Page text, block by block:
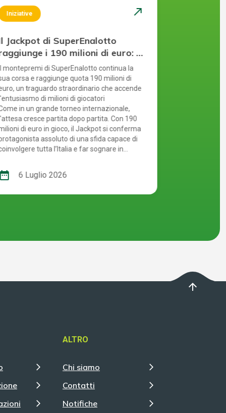
Iniziative north_east
Jackpot di SuperEnalotto
i 190 milioni di euro: il
mondiale continua
Il montepremi di SuperEnalotto continua la
corsa e raggiunge quota 190 milioni di
un traguardo straordinario che accende
l'entusiasmo di milioni di giocatori
in un grande torneo internazionale,
l'attesa cresce partita dopo partita. Con 190
di euro in gioco, il Jackpot si conferma
assoluto di una sfida capace di
tutta l’Italia e far sognare in
mettere a segno la giocata decisiva e
conquistare il Jackpot più ambito?
date_range 6 Luglio 2026
arrow_upward
ALTRO
Chi siamo
Contatti
Notifiche